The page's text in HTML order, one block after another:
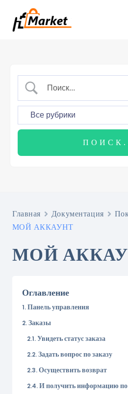
Главная Документация
МОЙ АККАУНТ
МОЙ
Оглавление
Панель управления
Заказы
Увидеть статус заказа
Задать вопрос по заказу
Осуществить возврат
И получить информацию по